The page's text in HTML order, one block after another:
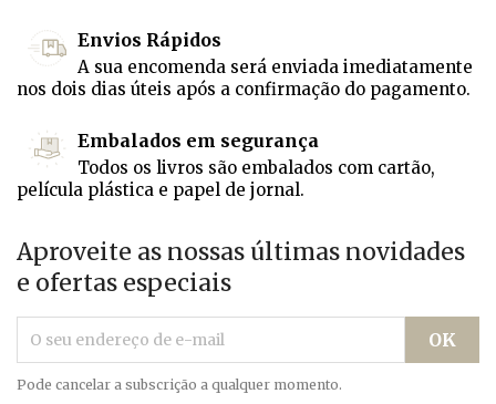
Envios Rápidos
A sua encomenda será enviada imediatamente
nos dois dias úteis após a confirmação do pagamento.
Embalados em segurança
Todos os livros são embalados com cartão,
película plástica e papel de jornal.
Aproveite as nossas últimas novidades
e ofertas especiais
Pode cancelar a subscrição a qualquer momento.